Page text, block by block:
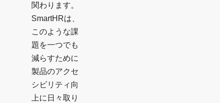
関わります。
SmartHRは、
このような課
題を一つでも
減らすために
製品のアクセ
シビリティ向
上に日々取り